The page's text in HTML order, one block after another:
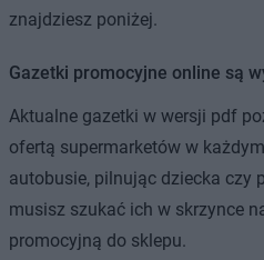
znajdziesz poniżej.
Gazetki promocyjne online są
Aktualne gazetki w wersji pdf
ofertą supermarketów w
autobusie, pilnując dziecka czy
musisz szukać ich w skrzynce
promocyjną do sklepu.